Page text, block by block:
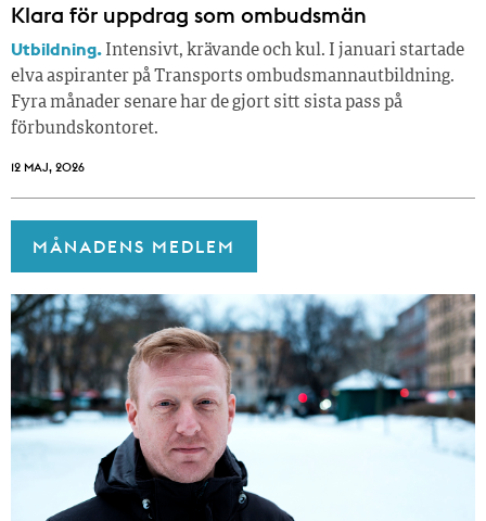
Klara för uppdrag som ombudsmän
Utbildning. Intensivt, krävande och kul. I januari startade
elva aspiranter på Transports ombudsmannautbildning.
Fyra månader senare har de gjort sitt sista pass på
förbundskontoret.
12 MAJ, 2026
MÅNADENS MEDLEM